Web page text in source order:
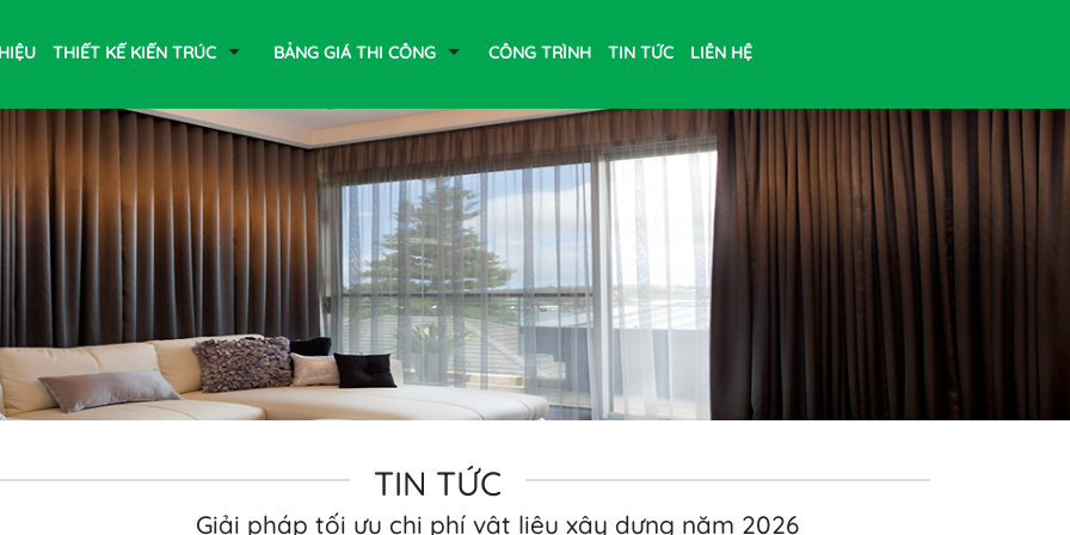
THIẾT KẾ KIẾN TRÚC BẢNG GIÁ THI CÔNG CÔNG TRÌNH TIN TỨC LIÊN HỆ
TIN TỨC
Giải pháp tối ưu chi phí vật liệu xây dựng năm 2026